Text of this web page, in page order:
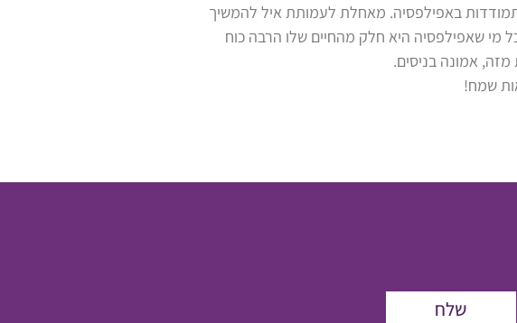
באפילפסיה. מאחלת לעמותת איל להמשיך
מי שאפילפסיה היא חלק מהחיים שלו הרבה כוח
אמונה בניסים.
שמח!
שלח